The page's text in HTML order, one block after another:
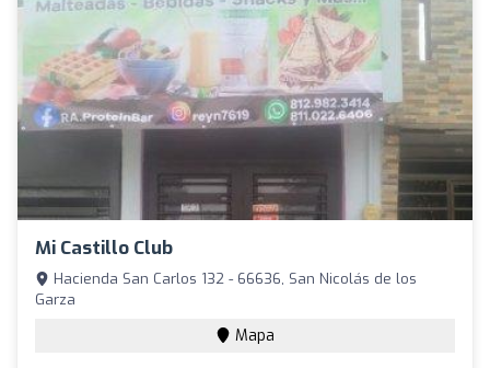
Mi Castillo Club
Hacienda San Carlos 132 - 66636, San Nicolás de los
Garza
Mapa